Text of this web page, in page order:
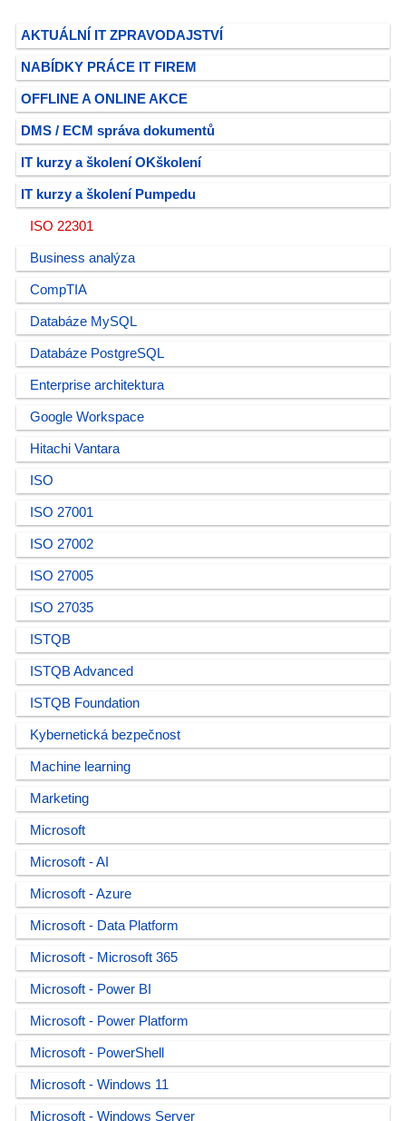
AKTUÁLNÍ IT ZPRAVODAJSTVÍ
NABÍDKY PRÁCE IT FIREM
OFFLINE A ONLINE AKCE
DMS / ECM správa dokumentů
IT kurzy a školení OKškolení
IT kurzy a školení Pumpedu
ISO 22301
Business analýza
CompTIA
Databáze MySQL
Databáze PostgreSQL
Enterprise architektura
Google Workspace
Hitachi Vantara
ISO
ISO 27001
ISO 27002
ISO 27005
ISO 27035
ISTQB
ISTQB Advanced
ISTQB Foundation
Kybernetická bezpečnost
Machine learning
Marketing
Microsoft
Microsoft - AI
Microsoft - Azure
Microsoft - Data Platform
Microsoft - Microsoft 365
Microsoft - Power BI
Microsoft - Power Platform
Microsoft - PowerShell
Microsoft - Windows 11
Microsoft - Windows Server